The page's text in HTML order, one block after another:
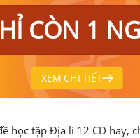
CÒN 1
XEM CHI TIẾT
học tập Địa lí 12 CD hay,